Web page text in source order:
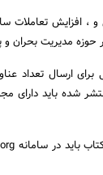
افزایش تعاملات
مدیریت بحران و
برای ارسال تعداد
شده باید